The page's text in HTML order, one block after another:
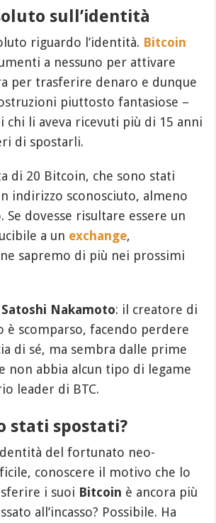
sull’identità
riguardo l’identità. Bitcoin
a nessuno per attivare
per trasferire denaro e dunque
piuttosto fantasiose –
chi li aveva ricevuti più di 15 anni
di spostarli.
di 20 Bitcoin, che sono stati
indirizzo sconosciuto, almeno
dovesse risultare essere un
a un exchange,
sapremo di più nei prossimi
Satoshi Nakamoto: il creatore di
è scomparso, facendo perdere
di sé, ma sembra dalle prime
non abbia alcun tipo di legame
leader di BTC.
stati spostati?
del fortunato neo-
conoscere il motivo che lo
i suoi Bitcoin è ancora più
all’incasso? Possibile. Ha